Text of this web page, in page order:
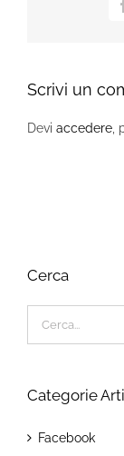
Scrivi un
Devi accedere
Cerca
per:
Categorie
Facebook